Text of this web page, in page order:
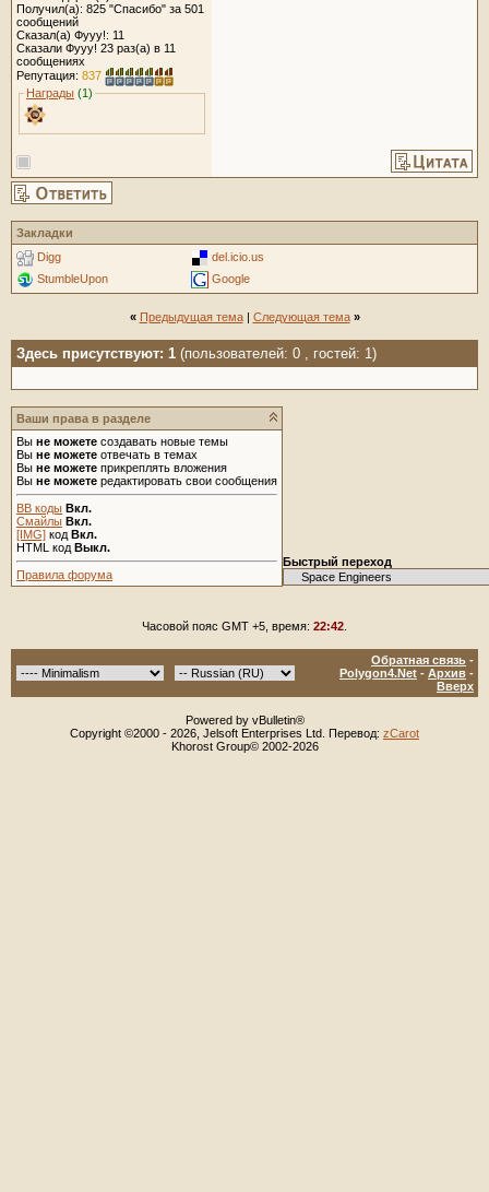
Получил(а): 825 "Спасибо" за 501
сообщений
Сказал(а) Фууу!: 11
Сказали Фууу! 23 раз(а) в 11
сообщениях
Репутация: 837
Награды (1)
Закладки
Digg
del.icio.us
StumbleUpon
Google
« Предыдущая тема| Следующая тема »
Здесь присутствуют: 1 (пользователей: 0 , гостей: 1)
Ваши права в разделе
Вы не можете создавать новые темы
Вы не можете отвечать в темах
Вы не можете прикреплять вложения
Вы не можете редактировать свои сообщения
BB коды Вкл.
Смайлы Вкл.
[IMG] код Вкл.
HTML код Выкл.
Правила форума
Быстрый переход
Часовой пояс GMT +5, время: 22:42
Обратная связь -
Polygon4.Net - Архив -
Вверх
Powered by vBulletin®
Copyright ©2000 - 2026, Jelsoft Enterprises Ltd. Перевод: zCarot
Khorost Group© 2002-2026